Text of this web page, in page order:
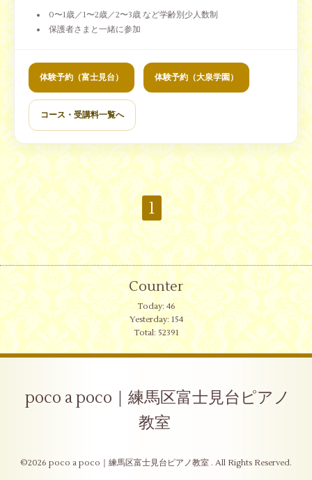
0〜1歳／1〜2歳／2〜3歳 など学齢別少人数制
保護者さまと一緒に参加
体験予約（富士見台） 体験予約（大泉学園）
コース・受講料一覧へ
1
Counter
Today: 46
Yesterday:154
Total: 52391
poco a poco｜練馬区富士見台ピアノ
教室
©2026 poco a poco｜練馬区富士見台ピアノ教室 . All Rights Reserved.